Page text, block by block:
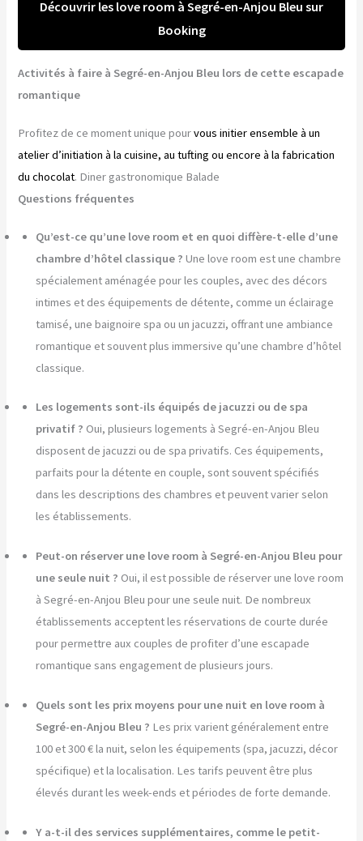
Découvrir les love room à Segré-en-Anjou Bleu sur
Booking
Activités à faire à Segré-en-Anjou Bleu lors de cette escapade
romantique
Profitez de ce moment unique pourvous initier ensemble à un
atelier d’initiation à la cuisine, au tufting ou encore à la fabrication
du chocolat. Diner gastronomique Balade
Questions fréquentes
Qu’est-ce qu’une love room et en quoi diffère-t-elle d’une
chambre d’hôtel classique ? Une love room est une chambre
spécialement aménagée pour les couples, avec des décors
intimes et des équipements de détente, comme un éclairage
tamisé, une baignoire spa ou un jacuzzi, offrant une ambiance
romantique et souvent plus immersive qu’une chambre d’hôtel
classique.
Les logements sont-ils équipés de jacuzzi ou de spa
privatif ? Oui, plusieurs logements à Segré-en-Anjou Bleu
disposent de jacuzzi ou de spa privatifs. Ces équipements,
parfaits pour la détente en couple, sont souvent spécifiés
dans les descriptions des chambres et peuvent varier selon
les établissements.
Peut-on réserver une love room à Segré-en-Anjou Bleu pour
une seule nuit ? Oui, il est possible de réserver une love room
à Segré-en-Anjou Bleu pour une seule nuit. De nombreux
établissements acceptent les réservations de courte durée
pour permettre aux couples de profiter d’une escapade
romantique sans engagement de plusieurs jours.
Quels sont les prix moyens pour une nuit en love room à
Segré-en-Anjou Bleu ? Les prix varient généralement entre
100 et 300 € la nuit, selon les équipements (spa, jacuzzi, décor
spécifique) et la localisation. Les tarifs peuvent être plus
élevés durant les week-ends et périodes de forte demande.
Y a-t-il des services supplémentaires, comme le petit-